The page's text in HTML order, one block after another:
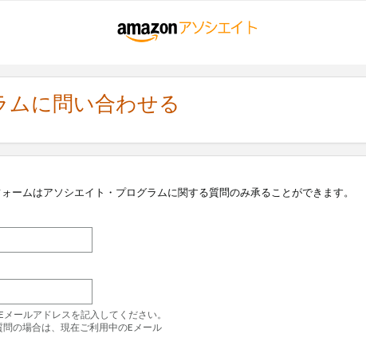
に問い合わせる
ームはアソシエイト・プログラムに関する質問のみ承ることができます。
ールアドレスを記入してください。
の場合は、現在ご利用中のEメール